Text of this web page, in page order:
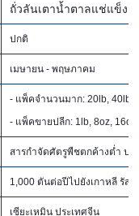
ถั่วลันเตาน้ำตาลแช่แข็ง
ปกติ
เมษายน - พฤษภาคม
- แพ็คจำนวนมาก: 20lb, 40lb,
- แพ็คขายปลีก: 1lb, 8oz,
สารกำจัดศัตรูพืชตกค้างต่ำ ป
1,000 ตันต่อปีไปยังเกาหลี รัสเ
เซียะเหมิน ประเทศจีน